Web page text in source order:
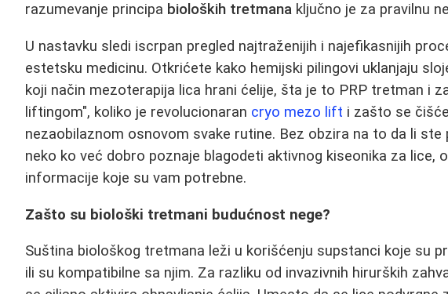
razumevanje principa bioloških tretmana ključno je za pravilnu
U nastavku sledi iscrpan pregled najtraženijih i najefikasnijih
estetsku medicinu. Otkrićete kako hemijski pilingovi uklanjaju
koji način mezoterapija lica hrani ćelije, šta je to PRP tretman i
liftingom", koliko je revolucionaran cryo mezo lift i zašto se
nezaobilaznom osnovom svake rutine. Bez obzira na to da li
neko ko već dobro poznaje blagodeti aktivnog kiseonika za lice,
informacije koje su vam potrebne.
Zašto su biološki tretmani budućnost nege?
Suština biološkog tretmana leži u korišćenju supstanci koje su
ili su kompatibilne sa njim. Za razliku od invazivnih hirurških